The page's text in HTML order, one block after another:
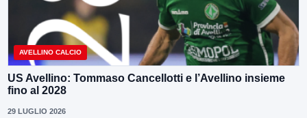
AVELLINO CALCIO
US Avellino: Tommaso Cancellotti e l’Avellino insieme
fino al 2028
29 LUGLIO 2026